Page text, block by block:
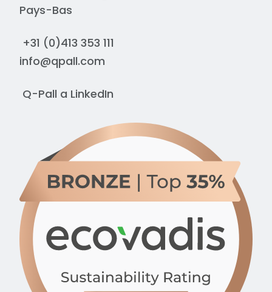
Pays-Bas
+31 (0)413 353 111
info@qpall.com
Q-Pall a LinkedIn